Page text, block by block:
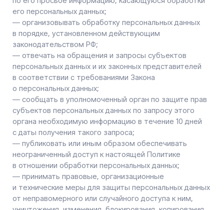
персональных данных, за исключением случаев,
предусмотренных федеральными законами. Сведения
предоставляются субъекту персональных данных
Оператором в доступной форме, и в них не должны
содержаться персональные данные, относящиеся
к другим субъектам персональных данных,
за исключением случаев, когда имеются законные
основания для раскрытия таких персональных данных.
Перечень информации и порядок ее получения
установлен Законом о персональных данных;
— требовать от оператора уточнения его
персональных данных, их блокирования или
уничтожения в случае, если персональные данные
являются неполными, устаревшими, неточными,
незаконно полученными или не являются
необходимыми для заявленной цели обработки,
а также принимать предусмотренные законом меры
по защите своих прав;
— выдвигать условие предварительного согласия при
обработке персональных данных в целях продвижения
на рынке товаров, работ и услуг;
— на отзыв согласия на обработку персональных
данных, а также, на направление требования
о прекращении обработки персональных данных;